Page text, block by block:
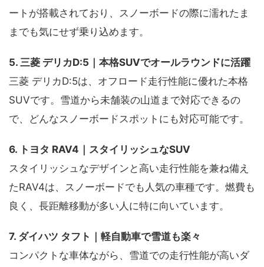
ートが搭載されており、スノーボードの際に濡れたま
までも気にせず乗り込めます。
5. 三菱 デリカD:5｜本格SUVでオールラウンドに活躍
三菱 デリカD:5は、オフロード走行性能に優れた本格
SUVです。雪道から未舗装の山道まで対応できるの
で、どんなスノーボードスポットにも対応可能です。
6. トヨタ RAV4｜スタイリッシュなSUV
スタイリッシュなデザインと高い走行性能を兼ね備え
たRAV4は、スノーボードでも人気の車種です。燃費も
良く、長距離移動が多い人に特に向いています。
7. ダイハツ タフト｜軽自動車で雪道も楽々
コンパクトな車体ながら、雪道での走行性能が高いダ